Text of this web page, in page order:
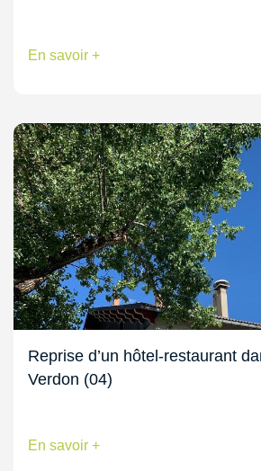
En savoir +
Reprise d’un hôtel-restaurant
Verdon (04)
En savoir +